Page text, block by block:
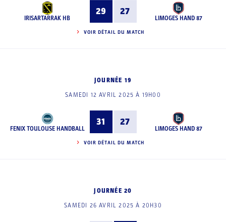
IRISARTARRAK HB
29 27
LIMOGES HAND 87
VOIR DÉTAIL DU MATCH
JOURNÉE 19
SAMEDI 12 AVRIL 2025 À 19H00
FENIX TOULOUSE HANDBALL
31 27
LIMOGES HAND 87
VOIR DÉTAIL DU MATCH
JOURNÉE 20
SAMEDI 26 AVRIL 2025 À 20H30